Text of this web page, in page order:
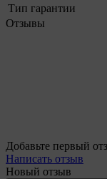
Тип гарантии
Отзывы
Добавьте первый
Написать отзыв
Новый отзыв